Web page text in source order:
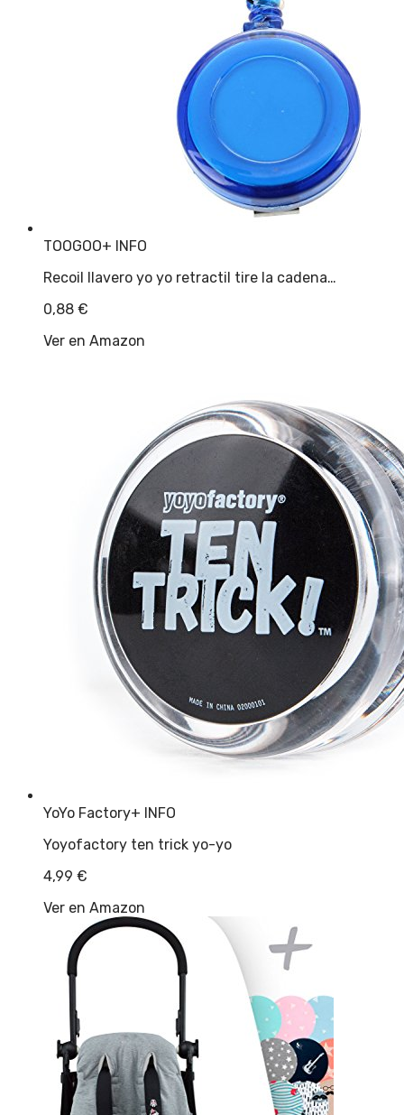
TOOGOO+ INFO
Recoil llavero yo yo retractil tire la cadena…
0,88 €
Ver en Amazon
YoYo Factory+ INFO
Yoyofactory ten trick yo-yo
4,99 €
Ver en Amazon